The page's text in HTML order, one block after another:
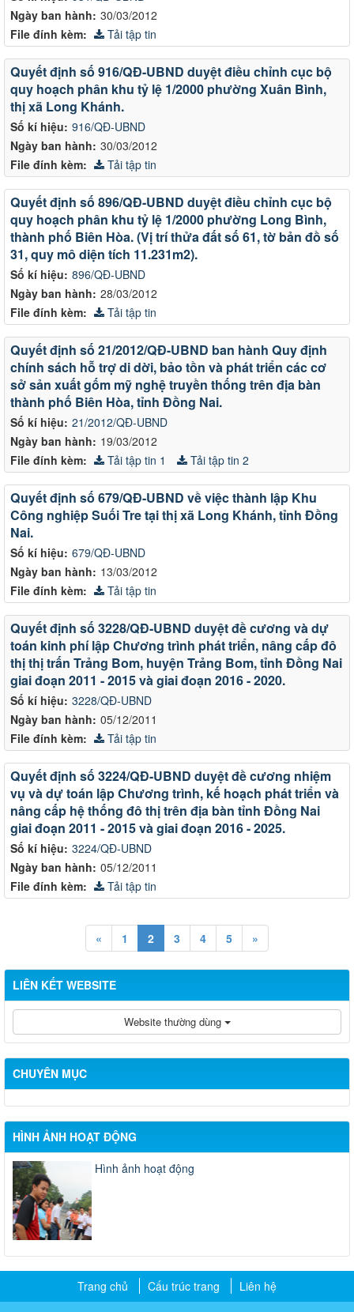
Ngày ban hành: 30/03/2012
File đính kèm: Tải tập tin
Số kí hiệu: 916/QĐ-UBND
Ngày ban hành: 30/03/2012
Quyết định số 916/QĐ-UBND duyệt điều chỉnh cục bộ
quy hoạch phân khu tỷ lệ 1/2000 phường Xuân Bình,
thị xã Long Khánh.
File đính kèm: Tải tập tin
Số kí hiệu: 896/QĐ-UBND
Ngày ban hành: 28/03/2012
Quyết định số 896/QĐ-UBND duyệt điều chỉnh cục bộ
quy hoạch phân khu tỷ lệ 1/2000 phường Long Bình,
thành phố Biên Hòa. (Vị trí thửa đất số 61, tờ bản đồ số
31, quy mô diện tích 11.231m2).
File đính kèm: Tải tập tin
Số kí hiệu: 21/2012/QĐ-UBND
Ngày ban hành: 19/03/2012
Quyết định số 21/2012/QĐ-UBND ban hành Quy định
chính sách hỗ trợ di dời, bảo tồn và phát triển các cơ
sở sản xuất gốm mỹ nghệ truyền thống trên địa bàn
thành phố Biên Hòa, tỉnh Đồng Nai.
File đính kèm: Tải tập tin 1 Tải tập tin 2
Số kí hiệu: 679/QĐ-UBND
Ngày ban hành: 13/03/2012
Quyết định số 679/QĐ-UBND về việc thành lập Khu
Công nghiệp Suối Tre tại thị xã Long Khánh, tỉnh Đồng
Nai.
File đính kèm: Tải tập tin
Số kí hiệu: 3228/QĐ-UBND
Ngày ban hành: 05/12/2011
Quyết định số 3228/QĐ-UBND duyệt đề cương và dự
toán kinh phí lập Chương trình phát triển, nâng cấp đô
thị thị trấn Trảng Bom, huyện Trảng Bom, tỉnh Đồng Nai
giai đoạn 2011 - 2015 và giai đoạn 2016 - 2020.
File đính kèm: Tải tập tin
Số kí hiệu: 3224/QĐ-UBND
Ngày ban hành: 05/12/2011
Quyết định số 3224/QĐ-UBND duyệt đề cương nhiệm
vụ và dự toán lập Chương trình, kế hoạch phát triển và
nâng cấp hệ thống đô thị trên địa bàn tỉnh Đồng Nai
giai đoạn 2011 - 2015 và giai đoạn 2016 - 2025.
File đính kèm: Tải tập tin
« 1 2 3 4 5 »
LIÊN KẾT WEBSITE
Website thường dùng
CHUYÊN MỤC
HÌNH ẢNH HOẠT ĐỘNG
Hình ảnh hoạt động
Trang chủ Cấu trúc trang Liên hệ